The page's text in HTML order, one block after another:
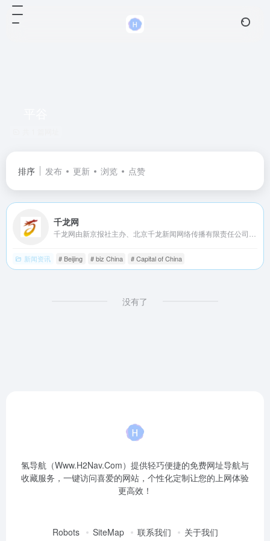
排序 发布 更新 浏览 点赞
千龙网
新闻资讯 # Beijing # biz China # Capital of China
没有了
氢导航（Www.H2Nav.Com）提供轻巧便捷的免费网址导航与
收藏服务，一键访问喜爱的网站，个性化定制让您的上网体验
更高效！
Robots SiteMap 联系我们 关于我们